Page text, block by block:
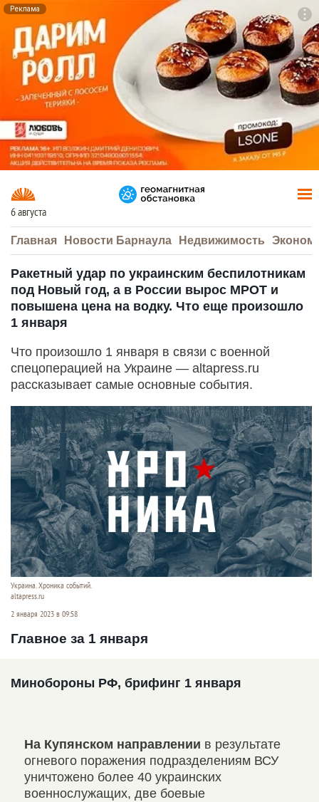
Реклама
6 августа
Главная Новости Барнаула Недвижимость
Ракетный удар по украинским беспилотникам
под Новый год, а в России вырос МРОТ и
повышена цена на водку. Что еще произошло
1 января
Что произошло 1 января в связи с военной
спецоперацией на Украине — altapress.ru
рассказывает самые основные события.
Украина. Хроника событий.
altapress.ru
2 января 2023 в 09:58
Главное за 1 января
Минобороны РФ, брифинг 1 января
На Купянском направлении в результате
огневого поражения подразделениям ВСУ
уничтожено более 40 украинских
военнослужащих, две боевые